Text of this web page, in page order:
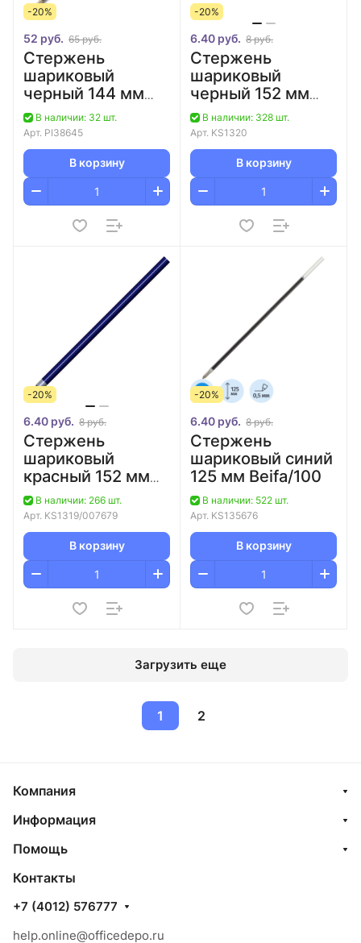
-20%
52 руб. 65 руб.
Стержень
шариковый
черный 144 мм
Pilot RFN-GG-F
(B)/12/144
В наличии: 32 шт.
Арт. PI38645
В корзину
-20%
6.40 руб. 8 руб.
Стержень
шариковый
черный 152 мм
Corvina/100
В наличии: 328 шт.
Арт. KS1320
В корзину
-20%
6.40 руб. 8 руб.
Стержень
шариковый
красный 152 мм
Corvina/100
В наличии: 266 шт.
Арт. KS1319/007679
В корзину
-20%
6.40 руб. 8 руб.
Стержень
шариковый синий
125 мм Beifa/100
В наличии: 522 шт.
Арт. KS135676
В корзину
Загрузить еще
1 2
Компания
Информация
Помощь
Контакты
+7 (4012) 576777
help.online@officedepo.ru